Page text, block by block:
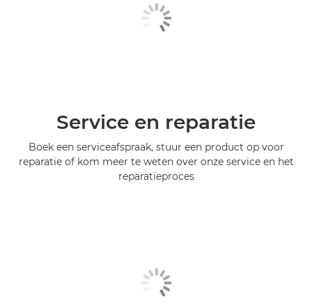
Service en reparatie
Boek een serviceafspraak, stuur een product op voor
reparatie of kom meer te weten over onze service en het
reparatieproces